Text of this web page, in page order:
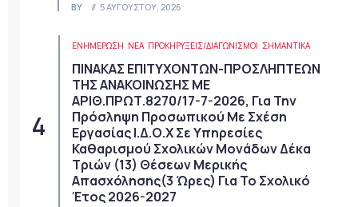
BY 5 ΑΥΓΟΎΣΤΟΥ, 2026
ΕΝΗΜΕΡΩΣΗ ΝΈΑ ΠΡΟΚΗΡΎΞΕΙΣ/ΔΙΑΓΩΝΙΣΜΟΊ ΣΗΜΑΝΤΙΚΆ
ΠΙΝΑΚΑΣ ΕΠΙΤΥΧΟΝΤΩΝ-ΠΡΟΣΛΗΠΤΕΩΝ
ΤΗΣ ΑΝΑΚΟΙΝΩΣΗΣ ΜΕ
ΑΡΙΘ.ΠΡΩΤ.8270/17-7-2026, Για Την
Πρόσληψη Προσωπικού Με Σχέση
Εργασίας Ι.Δ.Ο.Χ Σε Υπηρεσίες
Καθαρισμού Σχολικών Μονάδων Δέκα
Τριών (13) Θέσεων Μερικής
Απασχόλησης(3 Ώρες) Για Το Σχολικό
Έτος 2026-2027